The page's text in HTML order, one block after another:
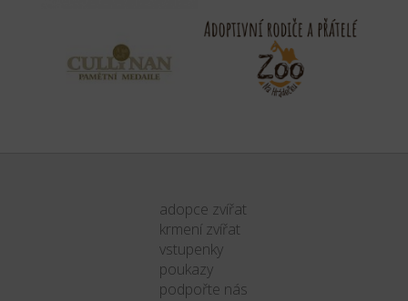
adopce zvířat
krmení zvířat
vstupenky
poukazy
podpořte nás